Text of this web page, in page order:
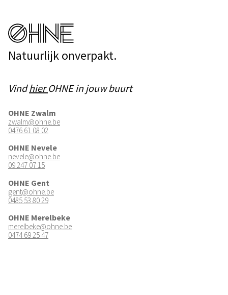
Natuurlijk onverpakt.
VindhierOHNE in jouw buurt
OHNE Zwalm
zwalm@ohne.be
0476 61 08 02
OHNE Nevele
nevele@ohne.be
09 247 07 15
OHNE Gent
gent@ohne.be
0485 53 80 29
OHNE Merelbeke
merelbeke@ohne.be
0474 69 25 47